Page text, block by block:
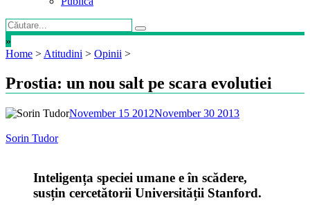
»
Home > Atitudini > Opinii >
Prostia: un nou salt pe scara evolutiei
November 15 2012November 30 2013
Sorin Tudor
Inteligența speciei umane e în scădere,
susțin cercetătorii Universității Stanford.